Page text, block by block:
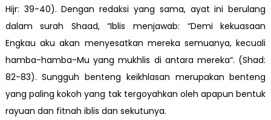
Hijr: 39-40). Dengan redaksi yang sama, ayat ini berulang
dalam surah Shaad, “Iblis menjawab: “Demi kekuasaan
Engkau aku akan menyesatkan mereka semuanya, kecuali
hamba-hamba-Mu yang mukhlis di antara mereka“. (Shad:
82-83). Sungguh benteng keikhlasan merupakan benteng
yang paling kokoh yang tak tergoyahkan oleh apapun bentuk
rayuan dan fitnah iblis dan sekutunya.